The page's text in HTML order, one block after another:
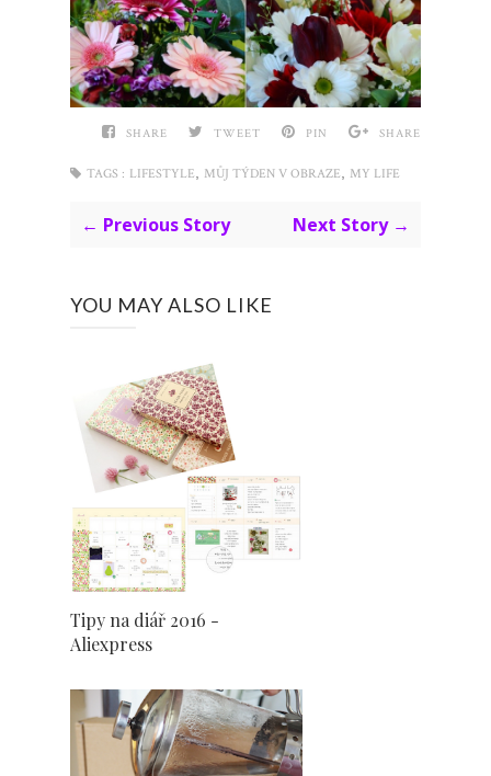
SHARE TWEET PIN SHARE
TAGS : LIFESTYLE MŮJ TÝDEN V OBRAZE MY LIFE
← Previous Story Next Story →
YOU MAY ALSO LIKE
Tipy na diář 2016 -
Aliexpress